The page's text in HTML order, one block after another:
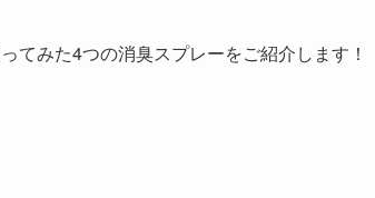
てみた4つの消臭スプレーをご紹介します！